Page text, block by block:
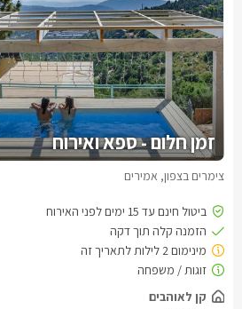
זמן חלום - ספא ואירוח
צימרים בצפון, אמירים
קן לאוהבים